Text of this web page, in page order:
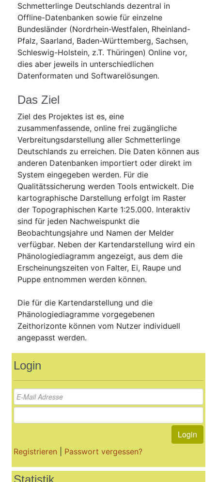
Schmetterlinge Deutschlands dezentral in
Offline-Datenbanken sowie für einzelne
Bundesländer (Nordrhein-Westfalen, Rheinland-
Pfalz, Saarland, Baden-Württemberg, Sachsen,
Schleswig-Holstein, z.T. Thüringen) Online vor,
dies aber jeweils in unterschiedlichen
Datenformaten und Softwarelösungen.
Das Ziel
Ziel des Projektes ist es, eine
zusammenfassende, online frei zugängliche
Verbreitungsdarstellung aller Schmetterlinge
Deutschlands zu erreichen. Die Daten können aus
anderen Datenbanken importiert oder direkt im
System eingegeben werden. Für die
Qualitätssicherung werden Tools entwickelt. Die
kartographische Darstellung erfolgt im Raster
der Topographischen Karte 1:25.000. Interaktiv
sind für jeden Nachweispunkt die
Beobachtungsjahre und Namen der Melder
verfügbar. Neben der Kartendarstellung wird ein
Phänologiediagramm angezeigt, aus dem die
Erscheinungszeiten von Falter, Ei, Raupe und
Puppe entnommen werden können.
Die für die Kartendarstellung und die
Phänologiediagramme vorgegebenen
Zeithorizonte können vom Nutzer individuell
angepasst werden.
Login
Login
Registrieren Passwort vergessen?
Statistik